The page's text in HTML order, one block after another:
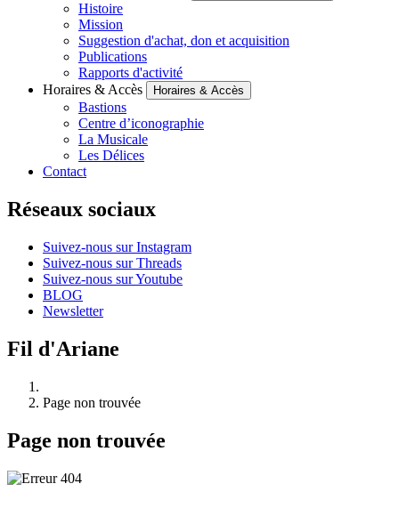
Histoire
Mission
Suggestion d'achat, don et acquisition
Publications
Rapports d'activité
Horaires & Accès
Horaires & Accès
Bastions
Centre d’iconographie
La Musicale
Les Délices
Contact
Réseaux sociaux
Suivez-nous sur Instagram
Suivez-nous sur Threads
Suivez-nous sur Youtube
BLOG
Newsletter
Fil d'Ariane
Page non trouvée
Page non trouvée